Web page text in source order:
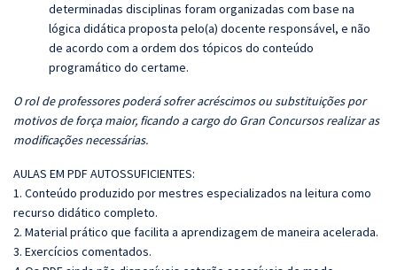
determinadas disciplinas foram organizadas com base na
lógica didática proposta pelo(a) docente responsável, e não
de acordo com a ordem dos tópicos do conteúdo
programático do certame.
O rol de professores poderá sofrer acréscimos ou substituições por
motivos de força maior, ficando a cargo do Gran Concursos realizar as
modificações necessárias.
AULAS EM PDF AUTOSSUFICIENTES:
1. Conteúdo produzido por mestres especializados na leitura como
recurso didático completo.
2. Material prático que facilita a aprendizagem de maneira acelerada.
3. Exercícios comentados.